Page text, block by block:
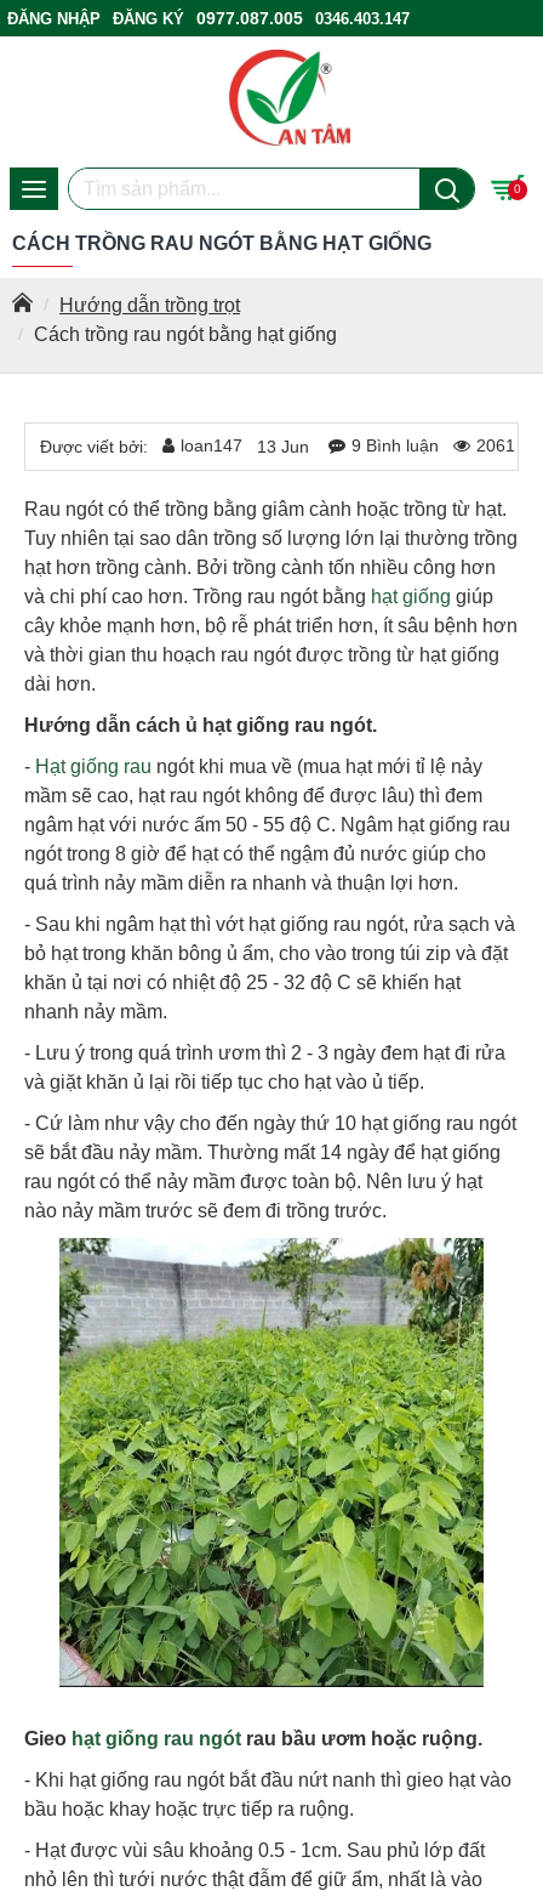
ĐĂNG NHẬP ĐĂNG KÝ 0977.087.005
0346.403.147
0
Hướng dẫn trồng trọt
Cách trồng rau ngót bằng hạt giống
CÁCH TRỒNG RAU NGÓT BẰNG HẠT GIỐNG
Được viết bởi: loan147 13 Jun 9 Bình luận 2061
Rau ngót có thể trồng bằng giâm cành hoặc trồng từ hạt.
Tuy nhiên tại sao dân trồng số lượng lớn lại thường trồng
hạt hơn trồng cành. Bởi trồng cành tốn nhiều công hơn
và chi phí cao hơn. Trồng rau ngót bằng hạt giống giúp
cây khỏe mạnh hơn, bộ rễ phát triển hơn, ít sâu bệnh hơn
và thời gian thu hoạch rau ngót được trồng từ hạt giống
dài hơn.
Hướng dẫn cách ủ hạt giống rau ngót.
- Hạt giống rau ngót khi mua về (mua hạt mới tỉ lệ nảy
mầm sẽ cao, hạt rau ngót không để được lâu) thì đem
ngâm hạt với nước ấm 50 - 55 độ C. Ngâm hạt giống rau
ngót trong 8 giờ để hạt có thể ngậm đủ nước giúp cho
quá trình nảy mầm diễn ra nhanh và thuận lợi hơn.
- Sau khi ngâm hạt thì vớt hạt giống rau ngót, rửa sạch và
bỏ hạt trong khăn bông ủ ẩm, cho vào trong túi zip và đặt
khăn ủ tại nơi có nhiệt độ 25 - 32 độ C sẽ khiến hạt
nhanh nảy mầm.
- Lưu ý trong quá trình ươm thì 2 - 3 ngày đem hạt đi rửa
và giặt khăn ủ lại rồi tiếp tục cho hạt vào ủ tiếp.
- Cứ làm như vậy cho đến ngày thứ 10 hạt giống rau ngót
sẽ bắt đầu nảy mầm. Thường mất 14 ngày để hạt giống
rau ngót có thể nảy mầm được toàn bộ. Nên lưu ý hạt
nào nảy mầm trước sẽ đem đi trồng trước.
Gieo hạt giống rau ngót rau bầu ươm hoặc ruộng.
- Khi hạt giống rau ngót bắt đầu nứt nanh thì gieo hạt vào
bầu hoặc khay hoặc trực tiếp ra ruộng.
- Hạt được vùi sâu khoảng 0.5 - 1cm. Sau phủ lớp đất
nhỏ lên thì tưới nước thật đẫm để giữ ẩm, nhất là vào